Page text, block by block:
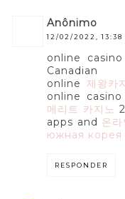
anônimo
12/02/2022, 13:38
online
Canadian
online제왕카
online
메리트 카지노
apps and 온
южная корея
RESPONDER